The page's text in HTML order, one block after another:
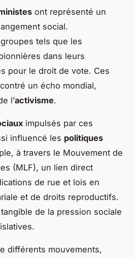
ont représenté un
social.
tels que les
dans leurs
pour le droit de vote. Ces
un écho mondial,
l’activisme.
impulsés par ces
influencé les politiques
à travers le Mouvement de
(MLF), un lien direct
de rue et lois en
et de droits reproductifs.
de la pression sociale
différents mouvements,